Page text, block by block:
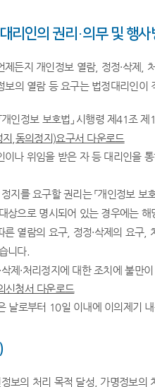
리인의 권리·의무 및 행사
제든지 개인정보 열람, 정정·삭제,
의 열람 등 요구는 법정대리인이
개인정보 보호법」 시행령 제41조
,동의정지)요구서 다운로드
나 위임을 받은 자 등 대리인을
지를 요구할 권리는 「개인정보
상으로 명시되어 있는 경우에는
열람의 요구, 정정·삭제의 요구
니다.
삭제·처리정지에 대한 조치에 불
신청서 다운로드
날로부터 10일 이내에 이의제기
보의 처리 목적 달성, 가명정보